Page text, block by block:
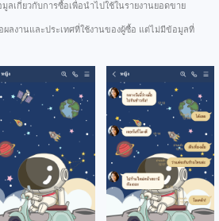
มูลเกี่ยวกับการซื้อเพื่อนำไปใช้ในรายงานยอดขาย
ลงานและประเทศที่ใช้งานของผู้ซื้อ แต่ไม่มีข้อมูลที่